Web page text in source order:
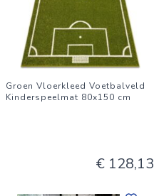
Groen Vloerkleed Voetbalveld
Kinderspeelmat 80x150 cm
€ 128,13